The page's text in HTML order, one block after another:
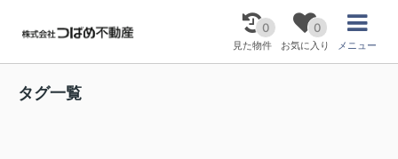
0
見た物件
0
お気に入り メニュー
タグ一覧